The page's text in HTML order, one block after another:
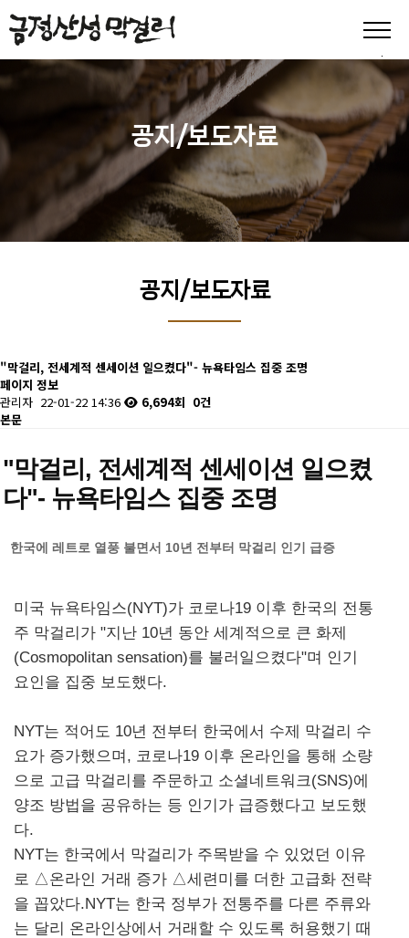
공지/보도자료
공지/보도자료
"막걸리, 전세계적 센세이션 일으켰다"- 뉴욕타임스 집중 조명
페이지 정보
관리자 22-01-22 14:36 6,694회 0건
본문
"막걸리, 전세계적 센세이션 일으켰
다"- 뉴욕타임스 집중 조명
한국에 레트로 열풍 불면서 10년 전부터 막걸리 인기 급증
미국 뉴욕타임스(NYT)가 코로나19 이후 한국의 전통
주 막걸리가 "지난 10년 동안 세계적으로 큰 화제
(Cosmopolitan sensation)를 불러일으켰다"며 인기
요인을 집중 보도했다.
NYT는 적어도 10년 전부터 한국에서 수제 막걸리 수
요가 증가했으며, 코로나19 이후 온라인을 통해 소량
으로 고급 막걸리를 주문하고 소셜네트워크(SNS)에
양조 방법을 공유하는 등 인기가 급증했다고 보도했
다.
NYT는 한국에서 막걸리가 주목받을 수 있었던 이유
로 △온라인 거래 증가 △세련미를 더한 고급화 전략
을 꼽았다.NYT는 한국 정부가 전통주를 다른 주류와
는 달리 온라인상에서 거래할 수 있도록 허용했기 때